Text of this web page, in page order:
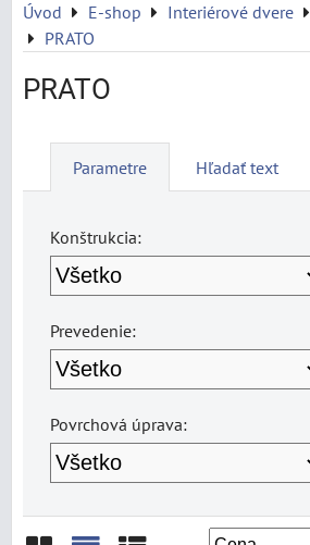
Úvod E-shop Interiérové dvere
PRATO
PRATO
Parametre Hľadať text
Konštrukcia:
Prevedenie:
Povrchová úprava: